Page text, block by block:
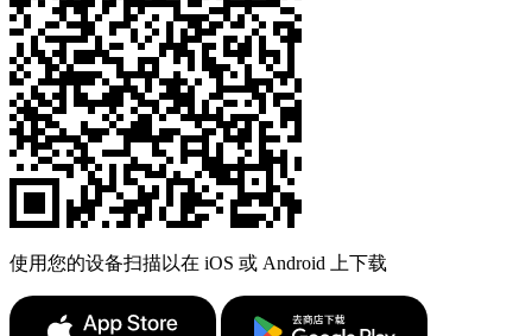
使用您的设备扫描以在 iOS 或 Android 上下载